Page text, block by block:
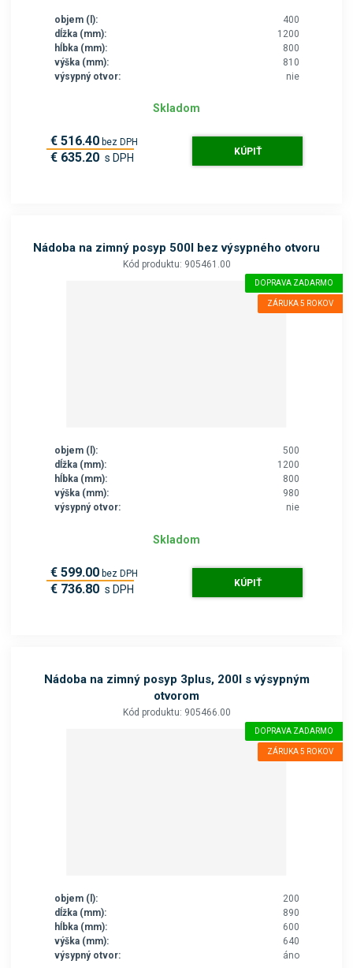
objem (l):
400
dĺžka (mm):
1200
hĺbka (mm):
800
výška (mm):
810
výsypný otvor:
nie
Skladom
€ 516.40 bez DPH
€ 635.20 s DPH KÚPIŤ
Nádoba na zimný posyp 500l bez výsypného otvoru
Kód produktu: 905461.00
DOPRAVA ZADARMO
ZÁRUKA 5 ROKOV
objem (l):
500
dĺžka (mm):
1200
hĺbka (mm):
800
výška (mm):
980
výsypný otvor:
nie
Skladom
€ 599.00 bez DPH
€ 736.80 s DPH KÚPIŤ
Nádoba na zimný posyp 3plus, 200l s výsypným
otvorom
Kód produktu: 905466.00
DOPRAVA ZADARMO
ZÁRUKA 5 ROKOV
objem (l):
200
dĺžka (mm):
890
hĺbka (mm):
600
výška (mm):
640
výsypný otvor:
áno